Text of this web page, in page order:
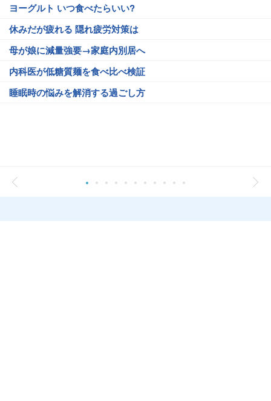
ヨーグルト いつ食べたらいい?
休みだが疲れる 隠れ疲労対策は
母が娘に減量強要→家庭内別居へ
内科医が低糖質麺を食べ比べ検証
睡眠時の悩みを解消する過ごし方